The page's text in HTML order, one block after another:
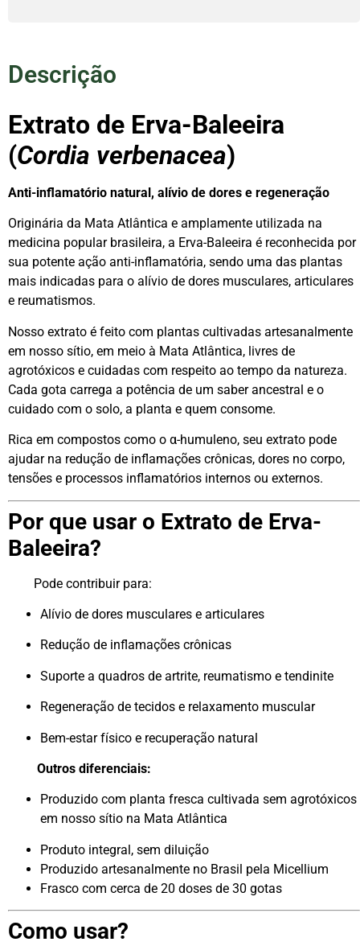
Descrição
Extrato de Erva-Baleeira
(Cordia verbenacea)
Anti-inflamatório natural, alívio de dores e regeneração
Originária da Mata Atlântica e amplamente utilizada na
medicina popular brasileira, a Erva-Baleeira é reconhecida por
sua potente ação anti-inflamatória, sendo uma das plantas
mais indicadas para o alívio de dores musculares, articulares
e reumatismos.
Nosso extrato é feito com plantas cultivadas artesanalmente
em nosso sítio, em meio à Mata Atlântica, livres de
agrotóxicos e cuidadas com respeito ao tempo da natureza.
Cada gota carrega a potência de um saber ancestral e o
cuidado com o solo, a planta e quem consome.
Rica em compostos como o α-humuleno, seu extrato pode
ajudar na redução de inflamações crônicas, dores no corpo,
tensões e processos inflamatórios internos ou externos.
Por que usar o Extrato de Erva-
Baleeira?
Pode contribuir para:
Alívio de dores musculares e articulares
Redução de inflamações crônicas
Suporte a quadros de artrite, reumatismo e tendinite
Regeneração de tecidos e relaxamento muscular
Bem-estar físico e recuperação natural
Outros diferenciais:
Produzido com planta fresca cultivada sem agrotóxicos
em nosso sítio na Mata Atlântica
Produto integral, sem diluição
Produzido artesanalmente no Brasil pela Micellium
Frasco com cerca de 20 doses de 30 gotas
Como usar?